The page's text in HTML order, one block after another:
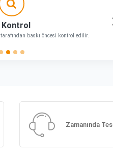
Kontrol
baskı öncesi kontrol edilir.
Zamanında